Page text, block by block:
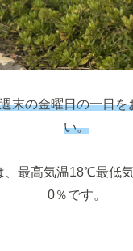
の金曜日の一日を
い。
、最高気温18℃最低
0％です。